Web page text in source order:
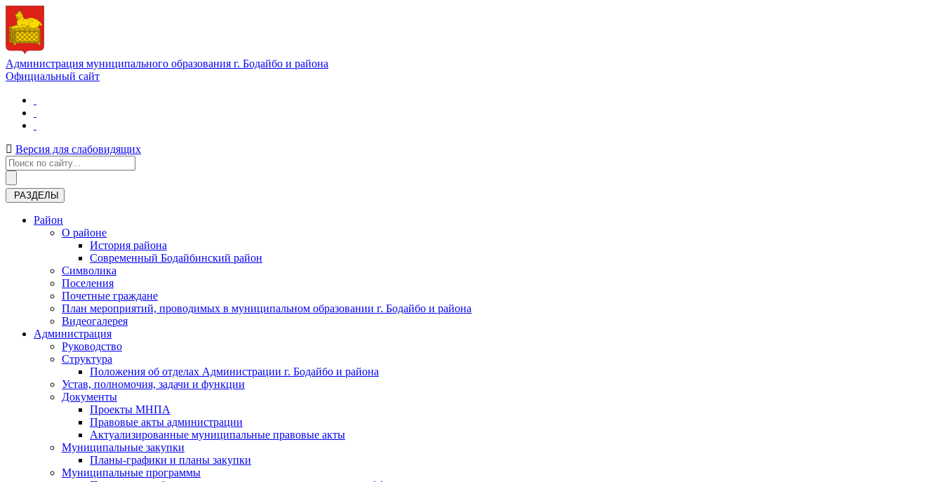
Администрация муниципального образования г. Бодайбо и района
Официальный сайт
Версия для слабовидящих
РАЗДЕЛЫ
Район
О районе
История района
Современный Бодайбинский район
Символика
Поселения
Почетные граждане
План мероприятий, проводимых в муниципальном образовании г. Бодайбо и района
Видеогалерея
Администрация
Руководство
Структура
Положения об отделах Администрации г. Бодайбо и района
Устав, полномочия, задачи и функции
Документы
Проекты МНПА
Правовые акты администрации
Актуализированные муниципальные правовые акты
Муниципальные закупки
Планы-графики и планы закупки
Муниципальные программы